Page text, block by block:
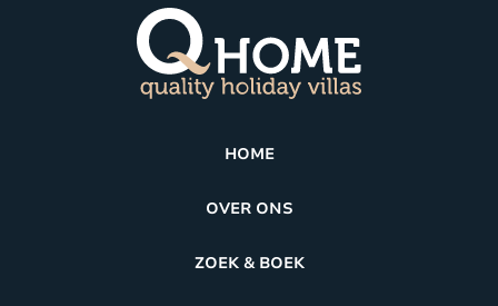
HOME
OVER ONS
ZOEK & BOEK